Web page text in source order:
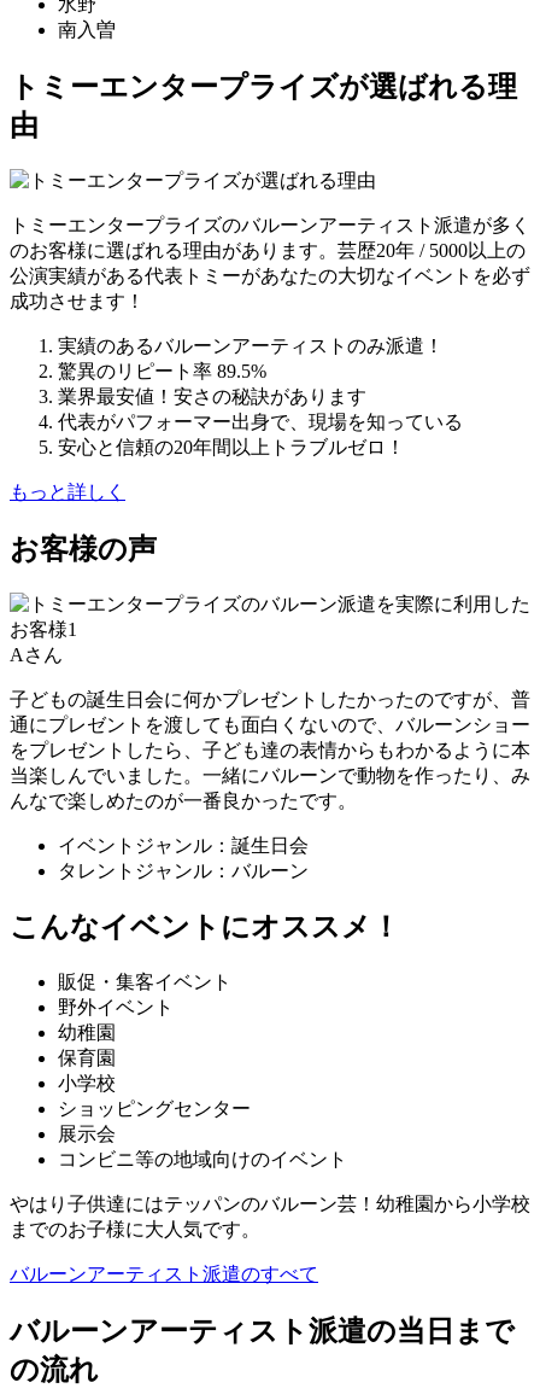
水野
南入曽
トミーエンタープライズが選ばれる理
由
トミーエンタープライズのバルーンアーティスト派遣が多く
のお客様に選ばれる理由があります。芸歴20年 / 5000以上の
公演実績がある代表トミーがあなたの大切なイベントを必ず
成功させます！
実績のあるバルーンアーティストのみ派遣！
驚異のリピート率 89.5%
業界最安値！安さの秘訣があります
代表がパフォーマー出身で、現場を知っている
安心と信頼の20年間以上トラブルゼロ！
もっと詳しく
お客様の声
Aさん
子どもの誕生日会に何かプレゼントしたかったのですが、普
通にプレゼントを渡しても面白くないので、バルーンショー
をプレゼントしたら、子ども達の表情からもわかるように本
当楽しんでいました。一緒にバルーンで動物を作ったり、み
んなで楽しめたのが一番良かったです。
イベントジャンル：誕生日会
タレントジャンル：バルーン
こんなイベントにオススメ！
販促・集客イベント
野外イベント
幼稚園
保育園
小学校
ショッピングセンター
展示会
コンビニ等の地域向けのイベント
やはり子供達にはテッパンのバルーン芸！幼稚園から小学校
までのお子様に大人気です。
バルーンアーティスト派遣のすべて
バルーンアーティスト派遣の当日まで
の流れ